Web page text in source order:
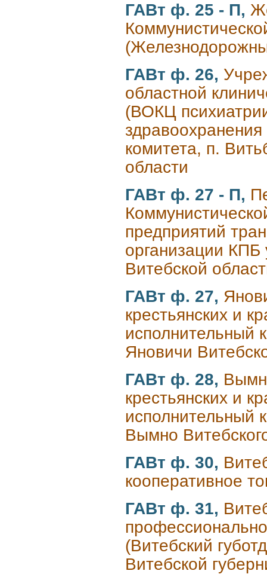
ГАВт ф. 25 - П,
ГАВт ф. 26,
областной
(ВОКЦ
здравоохранения
комитета, п.
области
ГАВт ф. 27 - П,
предприятий
организации КПБ
Витебской
ГАВт ф. 27,
крестьянских и
исполнительный
Яновичи
ГАВт ф. 28,
крестьянских и
исполнительный
Вымно
ГАВт ф. 30,
кооперативное
ГАВт ф. 31,
(Витебский
Витебской